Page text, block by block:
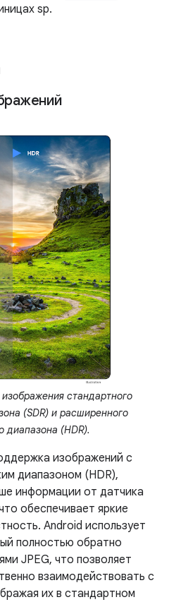
sp.
стандартного
(SDR) и расширенного
диапазона (HDR).
изображений с
диапазоном (HDR),
информации от датчика
обеспечивает яркие
Android использует
полностью обратно
JPEG, что позволяет
взаимодействовать с
их в стандартном